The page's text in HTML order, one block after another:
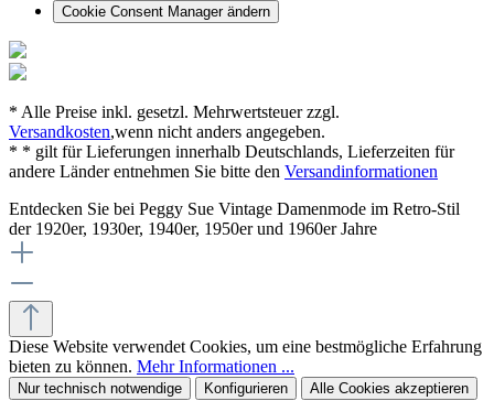
Cookie Consent Manager ändern
* Alle Preise inkl. gesetzl. Mehrwertsteuer zzgl.
Versandkosten,wenn nicht anders angegeben.
* * gilt für Lieferungen innerhalb Deutschlands, Lieferzeiten für
andere Länder entnehmen Sie bitte den Versandinformationen
Entdecken Sie bei Peggy Sue Vintage Damenmode im Retro-Stil
der 1920er, 1930er, 1940er, 1950er und 1960er Jahre
Diese Website verwendet Cookies, um eine bestmögliche Erfahrung
bieten zu können. Mehr Informationen ...
Nur technisch notwendige Konfigurieren Alle Cookies akzeptieren